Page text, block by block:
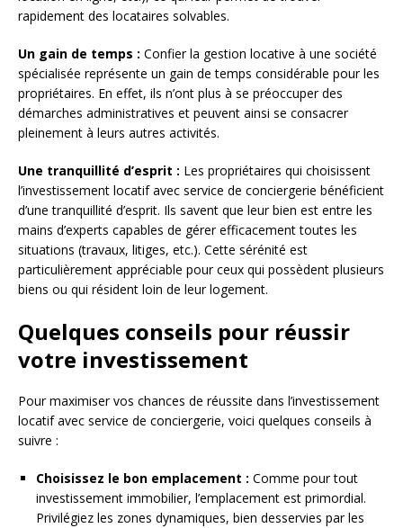
rapidement des locataires solvables.
Un gain de temps : Confier la gestion locative à une société
spécialisée représente un gain de temps considérable pour les
propriétaires. En effet, ils n’ont plus à se préoccuper des
démarches administratives et peuvent ainsi se consacrer
pleinement à leurs autres activités.
Une tranquillité d’esprit : Les propriétaires qui choisissent
l’investissement locatif avec service de conciergerie bénéficient
d’une tranquillité d’esprit. Ils savent que leur bien est entre les
mains d’experts capables de gérer efficacement toutes les
situations (travaux, litiges, etc.). Cette sérénité est
particulièrement appréciable pour ceux qui possèdent plusieurs
biens ou qui résident loin de leur logement.
Quelques conseils pour réussir
votre investissement
Pour maximiser vos chances de réussite dans l’investissement
locatif avec service de conciergerie, voici quelques conseils à
suivre :
Choisissez le bon emplacement : Comme pour tout
investissement immobilier, l’emplacement est primordial.
Privilégiez les zones dynamiques, bien desservies par les